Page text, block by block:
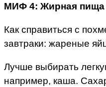
МИФ 4: Жирная пища
Как справиться с
завтраки: жареные
Лучше выбирать
например, каша.